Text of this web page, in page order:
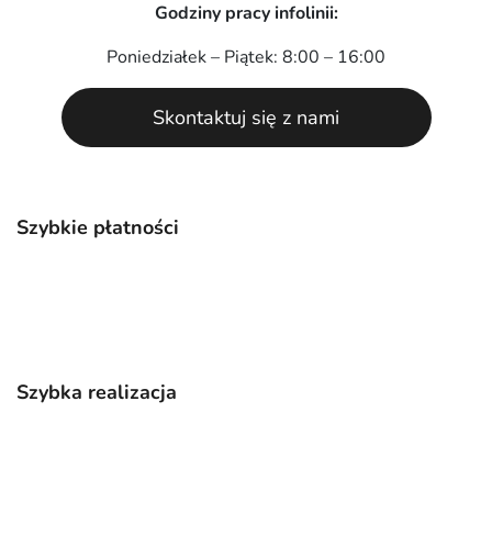
Szybkie płatności
Szybka realizacja
Godziny pracy infolinii:
Poniedziałek – Piątek: 8:00 – 16:00
Skontaktuj się z nami